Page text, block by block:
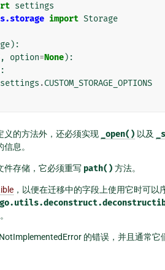
settings
import Storage
):
, option=None):
:
settings .CUSTOM_STORAGE_OPTIONS
义的方法外，还必须实现 _open() 以及
息。
件存储，它必须重写 path() 方法。
，以便在迁移中的字段上使用它时可
的错误，并且通常它